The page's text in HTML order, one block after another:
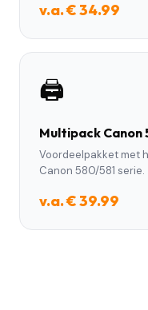
v.a. € 34.99
🖨️
Multipack Canon
Voordeelpakket met
Canon 580/581 serie.
v.a. € 39.99